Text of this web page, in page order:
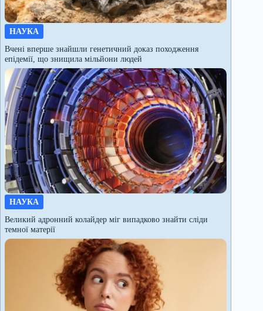
НАУКА
Вчені вперше знайшли генетичний доказ походження
епідемії, що знищила мільйони людей
НАУКА
Великий адронний колайдер міг випадково знайти сліди
темної матерії